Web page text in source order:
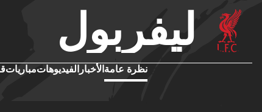
ليفربول
نظرة عامة الأخبار الفيديوهاتمباريات